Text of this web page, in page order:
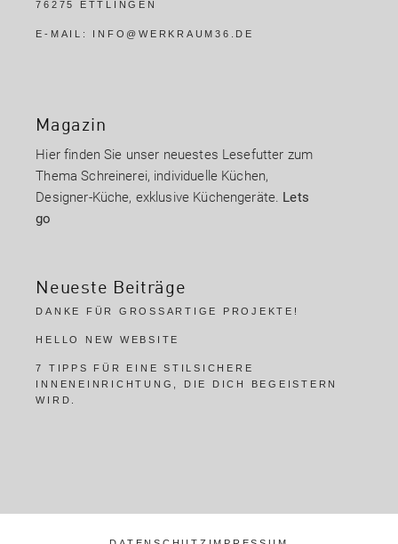
76275 ETTLINGEN
E-MAIL: INFO@WERKRAUM36.DE
Magazin
Hier finden Sie unser neuestes Lesefutter zum
Thema Schreinerei, individuelle Küchen,
Designer-Küche, exklusive Küchengeräte. Lets
go
Neueste Beiträge
DANKE FÜR GROSSARTIGE PROJEKTE!
HELLO NEW WEBSITE
7 TIPPS FÜR EINE STILSICHERE
INNENEINRICHTUNG, DIE DICH BEGEISTERN
WIRD.